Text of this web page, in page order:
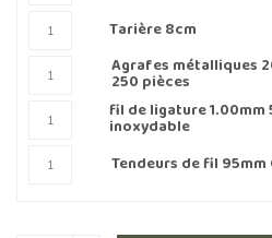
Tarière 8cm
Agrafes métalliques
250 pièces
fil de ligature 1.00mm
inoxydable
Tendeurs de fil 95mm